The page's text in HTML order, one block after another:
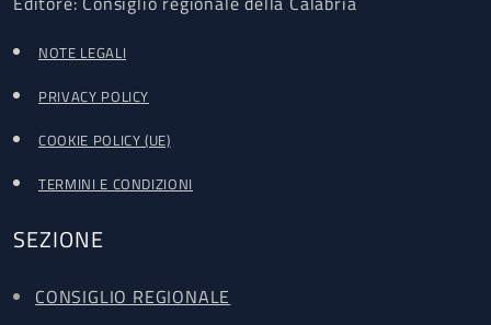
NOTE LEGALI
PRIVACY POLICY
COOKIE POLICY (UE)
TERMINI E CONDIZIONI
SEZIONE
CONSIGLIO REGIONALE